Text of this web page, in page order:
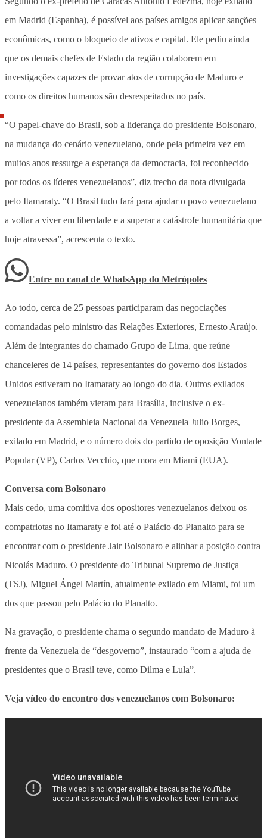
em Madrid (Espanha), é possível aos países amigos aplicar sanções
econômicas, como o bloqueio de ativos e capital. Ele pediu ainda
que os demais chefes de Estado da região colaborem em
investigações capazes de provar atos de corrupção de Maduro e
como os direitos humanos são desrespeitados no país.
“O papel-chave do Brasil, sob a liderança do presidente Bolsonaro,
na mudança do cenário venezuelano, onde pela primeira vez em
muitos anos ressurge a esperança da democracia, foi reconhecido
por todos os líderes venezuelanos”, diz trecho da nota divulgada
pelo Itamaraty. “O Brasil tudo fará para ajudar o povo venezuelano
a voltar a viver em liberdade e a superar a catástrofe humanitária que
hoje atravessa”, acrescenta o texto.
Entre no canal de WhatsApp do Metrópoles
Ao todo, cerca de 25 pessoas participaram das negociações
comandadas pelo ministro das Relações Exteriores, Ernesto Araújo.
Além de integrantes do chamado Grupo de Lima, que reúne
chanceleres de 14 países, representantes do governo dos Estados
Unidos estiveram no Itamaraty ao longo do dia. Outros exilados
venezuelanos também vieram para Brasília, inclusive o ex-
presidente da Assembleia Nacional da Venezuela Julio Borges,
exilado em Madrid, e o número dois do partido de oposição Vontade
Popular (VP), Carlos Vecchio, que mora em Miami (EUA).
Conversa com Bolsonaro
Mais cedo, uma comitiva dos opositores venezuelanos deixou os
compatriotas no Itamaraty e foi até o Palácio do Planalto para se
encontrar com o presidente Jair Bolsonaro e alinhar a posição contra
Nicolás Maduro. O presidente do Tribunal Supremo de Justiça
(TSJ), Miguel Ángel Martín, atualmente exilado em Miami, foi um
dos que passou pelo Palácio do Planalto.
Na gravação, o presidente chama o segundo mandato de Maduro à
frente da Venezuela de “desgoverno”, instaurado “com a ajuda de
presidentes que o Brasil teve, como Dilma e Lula”.
Veja vídeo do encontro dos venezuelanos com Bolsonaro: